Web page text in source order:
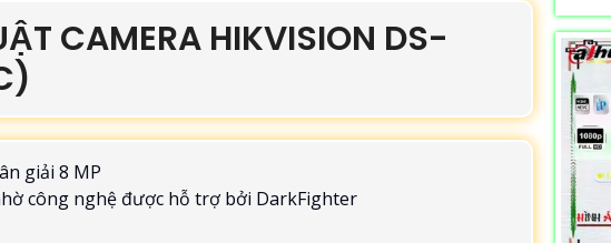
CAMERA HIKVISION DS-
giải 8 MP
công nghệ được hỗ trợ bởi DarkFighter